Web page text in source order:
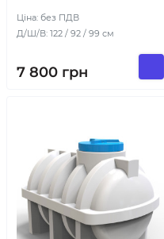
Ціна: без ПДВ
Д/Ш/В: 122 / 92 / 99 см
7 800 грн